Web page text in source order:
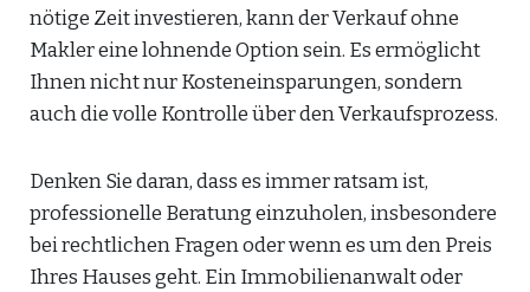
nötige Zeit investieren, kann der Verkauf ohne
Makler eine lohnende Option sein. Es ermöglicht
Ihnen nicht nur Kosteneinsparungen, sondern
auch die volle Kontrolle über den Verkaufsprozess.
Denken Sie daran, dass es immer ratsam ist,
professionelle Beratung einzuholen, insbesondere
bei rechtlichen Fragen oder wenn es um den Preis
Ihres Hauses geht. Ein Immobilienanwalt oder